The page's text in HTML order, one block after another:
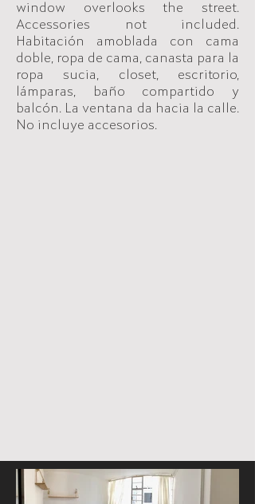
window overlooks the street.
Accessories not included.
Habitación amoblada con cama
doble, ropa de cama, canasta para la
ropa sucia, closet, escritorio,
lámparas, baño compartido y
balcón. La ventana da hacia la calle.
No incluye accesorios.